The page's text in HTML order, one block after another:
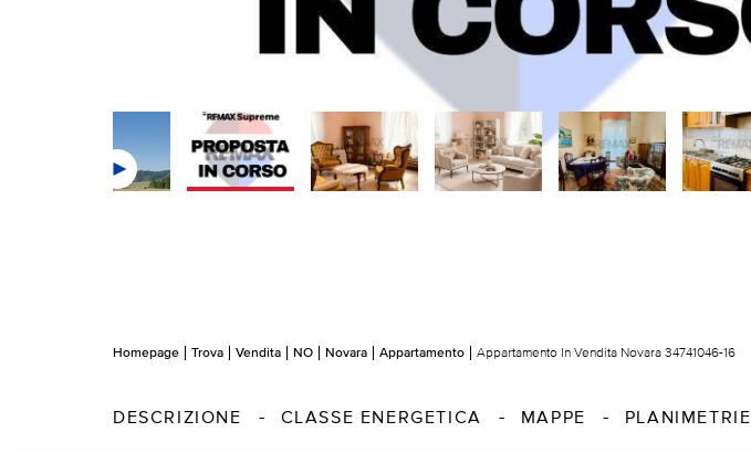
Homepage Trova Vendita NO Novara Appartamento Appartamento In Vendita Novara 34741046-16
DESCRIZIONE CLASSE ENERGETICA MAPPE PLANIMETRIE